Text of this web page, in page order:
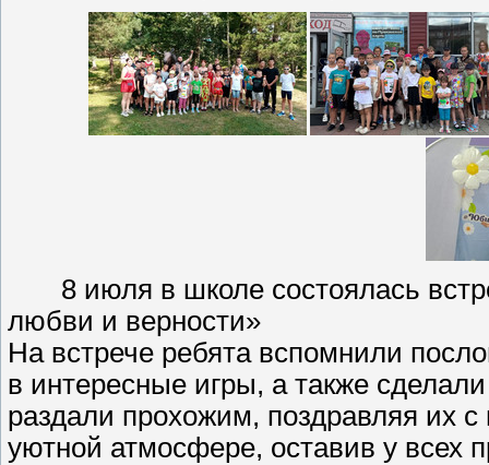
8 июля в школе состоялась
любви и верности»
На встрече ребята вспомнили
в интересные игры, а также
раздали прохожим, поздравляя их
уютной атмосфере, оставив у всех